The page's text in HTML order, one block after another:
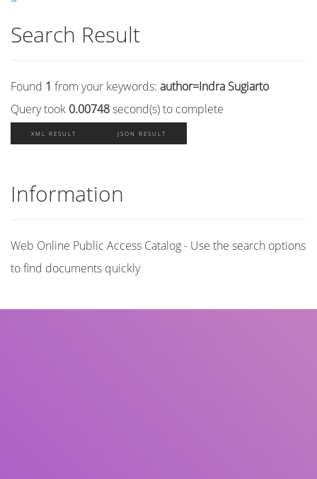
Search Result
Found 1 from your keywords: author=Indra Sugiarto
Query took 0.00748second(s) to complete
XML RESULT JSON RESULT
Information
Web Online Public Access Catalog - Use the search options
to find documents quickly